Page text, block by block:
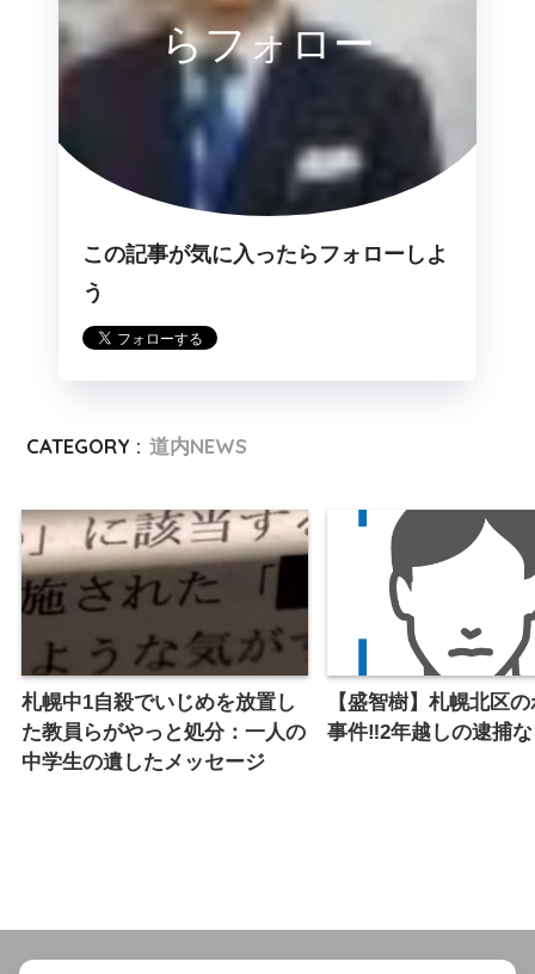
らフォロー
この記事が気に入ったらフォローしよ
う
CATEGORY : 道内NEWS
札幌中1自殺でいじめを放置し
た教員らがやっと処分：一人の
中学生の遺したメッセージ
【盛智樹】札幌北区
事件‼︎2年越しの逮捕